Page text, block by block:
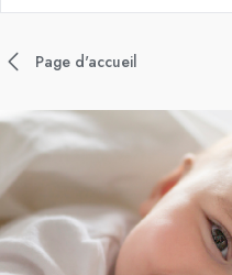
Page d'accueil